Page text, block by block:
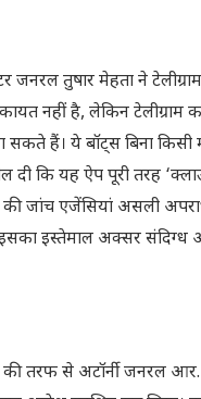
तुषार मेहता ने टेलीग्राम
नहीं है, लेकिन
सकते हैं। ये बॉट्स बिना
कि यह ऐप पूरी तरह
जांच एजेंसियां असली
इसका इस्तेमाल अक्सर
की तरफ से अटॉर्नी जनरल